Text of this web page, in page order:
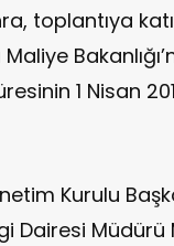
toplantıya
Maliye
1 Nisan
Kurulu
Dairesi Müdürü